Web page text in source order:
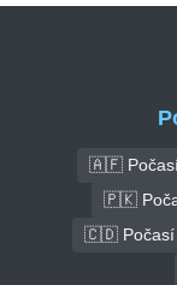
🇦🇫 Počasí
🇵🇰
🇨🇩 Počasí